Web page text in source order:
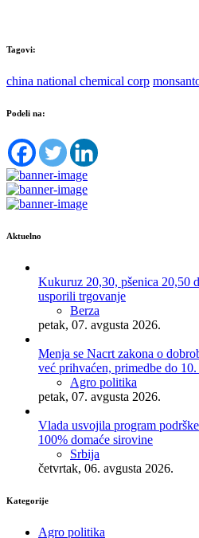
Tagovi:
china national chemical corp
Podeli na:
Aktuelno
Kukuruz 20,30, pšenica 20,50
usporili trgovanje
Berza
petak, 07. avgusta 2026.
Menja se Nacrt zakona o
već prihvaćen, primedbe do 10.
Agro politika
petak, 07. avgusta 2026.
Vlada usvojila program
100% domaće sirovine
Srbija
četvrtak, 06. avgusta 2026.
Kategorije
Agro politika